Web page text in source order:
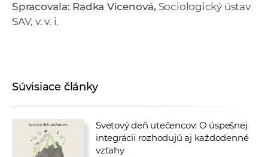
Spracovala: Radka Vicenová, Sociologický ústav
SAV, v. v. i.
Súvisiace články
Svetový deň utečencov: O úspešnej
integrácii rozhodujú aj každodenné
vzťahy